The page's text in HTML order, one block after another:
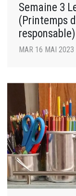
Semaine 3
(Printemps
responsable)
MAR 16 MAI 2023